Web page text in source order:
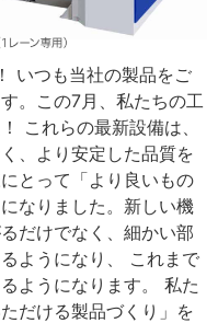
いつも当社の製品をご
。この7月、私たちの工
これらの最新設備は、
、より安定した品質を
とって「より良いもの
なりました。新しい機
だけでなく、細かい部
ようになり、 これまで
ようになります。 私た
だける製品づくり」を